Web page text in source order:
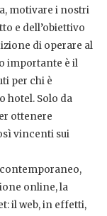
motivare i nostri
e dell’obiettivo
di operare al
importante è il
per chi è
hotel. Solo da
ottenere
vincenti sui
online, la
il web, in effetti,